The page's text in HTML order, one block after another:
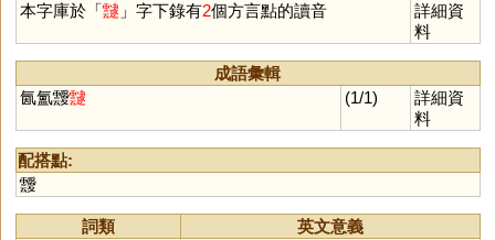
本字庫於「靆 」字下錄有2個方言點的讀音
詳細資
料
成語彙輯
氤氳靉靆 (1/1)
詳細資
料
配搭點:
靉
詞類
英文意義